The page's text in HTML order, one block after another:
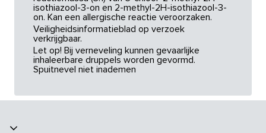
isothiazool-3-on en 2-methyl-2H-isothiazool-3-
on. Kan een allergische reactie veroorzaken.
Veiligheidsinformatieblad op verzoek
verkrijgbaar.
Let op! Bij verneveling kunnen gevaarlijke
inhaleerbare druppels worden gevormd.
Spuitnevel niet inademen